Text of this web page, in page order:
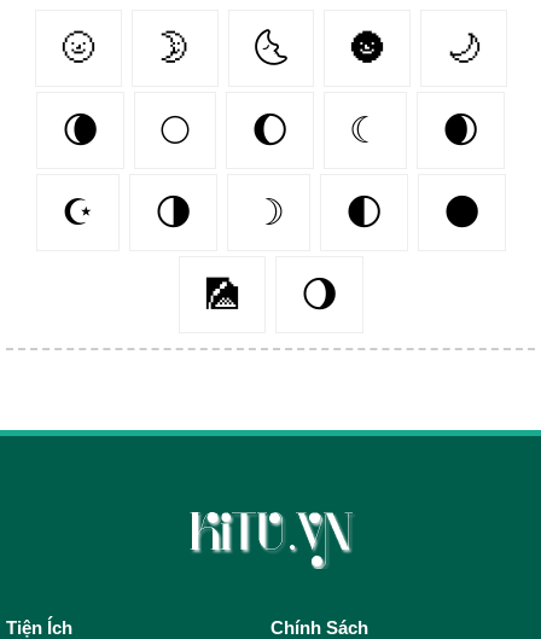
🌝 🌛 🌜 🌚 🌙
🌘 🌕 🌔 ☾ 🌒
☪️ 🌗 ☽ 🌓 🌑
🎑 🌖
Tiện Ích Chính Sách